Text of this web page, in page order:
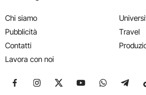
Chi siamo
Pubblicità
Contatti
Lavora con noi
Travel
Seguici su Facebook
Seguici su Instagram
Seguici su X
Seguici suSeguici su